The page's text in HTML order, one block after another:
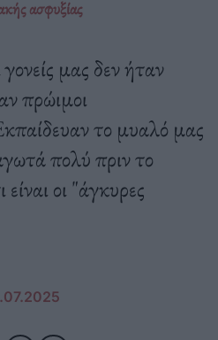
ασφυξίας
μας δεν ήταν
πρώιμοι
το μυαλό μας
πολύ πριν το
οι "άγκυρες